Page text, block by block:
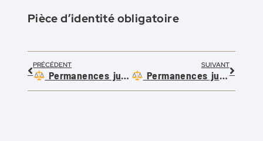
Pièce d’identité obligatoire
PRÉCÉDENT
Permanences juridiques 10 février
SUIVANT
Permanences juridiques 24 février